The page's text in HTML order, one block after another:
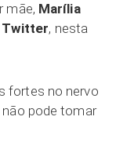
mãe, Marília
Twitter, nesta
fortes no nervo
pode tomar